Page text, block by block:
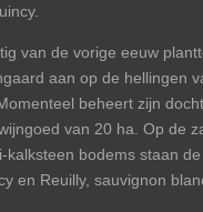
van de vorige eeuw
aan op de hellingen
beheert zijn
van 20 ha. Op de
kalksteen bodems staan
en Reuilly, sauvignon